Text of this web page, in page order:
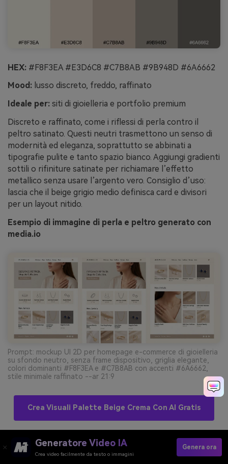
HEX: #F8F3EA #E3D6C8 #C7B8AB #9B948D #6A6662
Mood: lusso discreto, freddo, raffinato
Ideale per: siti di gioielleria e portfolio premium
Discreto e raffinato, come i riflessi di perla contro il
peltro satinato. Questi neutri trasmettono un senso di
modernità ed eleganza, soprattutto se abbinati a
tipografie pulite e tanto spazio bianco. Aggiungi gradienti
sottili o rifiniture satinate per richiamare l’effetto
metallico senza usare l’argento vero. Consiglio d’uso:
lascia che il beige grigio medio definisca card e divisori
per un layout nitido.
Esempio di immagine di perla e peltro generato con
media.io
Prompt: mockup UI 2D per homepage e-commerce di gioielleria
su sfondo neutro, senza frame dispositivo, griglia elegante,
colori dominanti #F8F3EA e #C7B8AB con accenti #6A6662,
stile minimale raffinato --ar 21:9
Crea Visuali Palette Beige Crema Con AI Gratis
11) Ceramica Artigianale
Generatore Video IA
Crea video facilmente da testo o immagini
Genera ora